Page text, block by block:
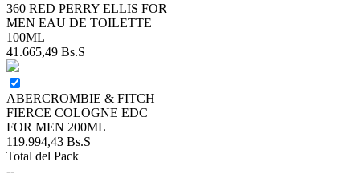
360 RED PERRY ELLIS FOR
MEN EAU DE TOILETTE
100ML
41.665,49 Bs.S
ABERCROMBIE & FITCH
FIERCE COLOGNE EDC
FOR MEN 200ML
119.994,43 Bs.S
Total del Pack
--